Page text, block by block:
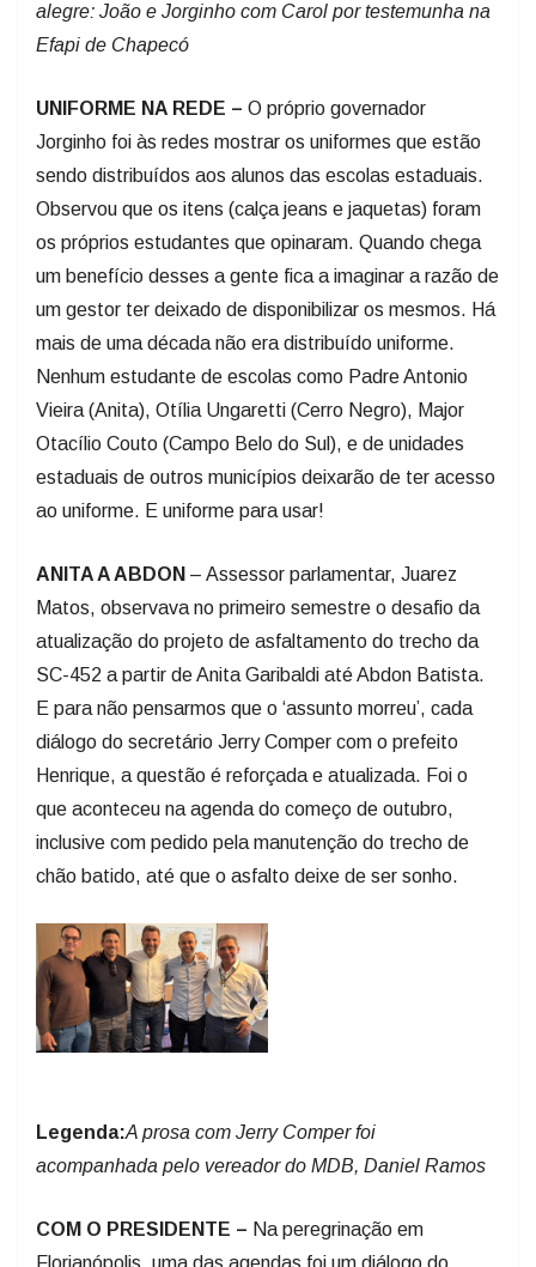
alegre: João e Jorginho com Carol por testemunha na
Efapi de Chapecó
UNIFORME NA REDE – O próprio governador
Jorginho foi às redes mostrar os uniformes que estão
sendo distribuídos aos alunos das escolas estaduais.
Observou que os itens (calça jeans e jaquetas) foram
os próprios estudantes que opinaram. Quando chega
um benefício desses a gente fica a imaginar a razão de
um gestor ter deixado de disponibilizar os mesmos. Há
mais de uma década não era distribuído uniforme.
Nenhum estudante de escolas como Padre Antonio
Vieira (Anita), Otília Ungaretti (Cerro Negro), Major
Otacílio Couto (Campo Belo do Sul), e de unidades
estaduais de outros municípios deixarão de ter acesso
ao uniforme. E uniforme para usar!
ANITA A ABDON – Assessor parlamentar, Juarez
Matos, observava no primeiro semestre o desafio da
atualização do projeto de asfaltamento do trecho da
SC-452 a partir de Anita Garibaldi até Abdon Batista.
E para não pensarmos que o ‘assunto morreu’, cada
diálogo do secretário Jerry Comper com o prefeito
Henrique, a questão é reforçada e atualizada. Foi o
que aconteceu na agenda do começo de outubro,
inclusive com pedido pela manutenção do trecho de
chão batido, até que o asfalto deixe de ser sonho.
Legenda:A prosa com Jerry Comper foi
acompanhada pelo vereador do MDB, Daniel Ramos
COM O PRESIDENTE – Na peregrinação em
Florianópolis, uma das agendas foi um diálogo do